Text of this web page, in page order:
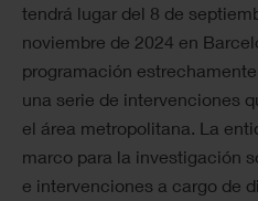
tendrá lugar del 8 de
noviembre de 2024 en
programación
una serie de intervenciones
el área metropolitana. La
marco para la investigación
e intervenciones a cargo de